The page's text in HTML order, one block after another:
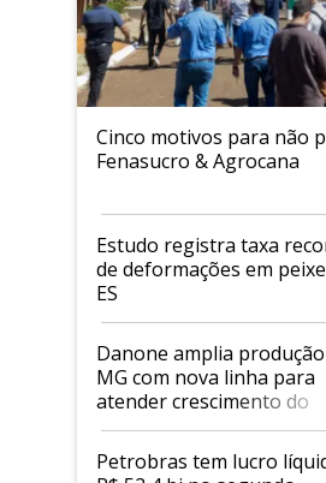
Cinco motivos para não
Fenasucro & Agrocana
Estudo registra taxa
de deformações em
ES
Danone amplia
MG com nova linha para
atender crescimento do
mercado de alimentos
proteicos
Petrobras tem lucro